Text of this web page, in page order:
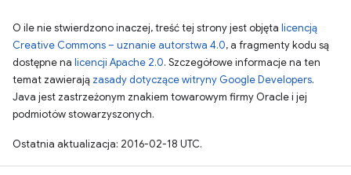
O ile nie stwierdzono inaczej, treść tej strony jest objęta licencją
Creative Commons – uznanie autorstwa 4.0, a fragmenty kodu są
dostępne na licencji Apache 2.0. Szczegółowe informacje na ten
temat zawierają zasady dotyczące witryny Google Developers.
Java jest zastrzeżonym znakiem towarowym firmy Oracle i jej
podmiotów stowarzyszonych.
Ostatnia aktualizacja: 2016-02-18 UTC.